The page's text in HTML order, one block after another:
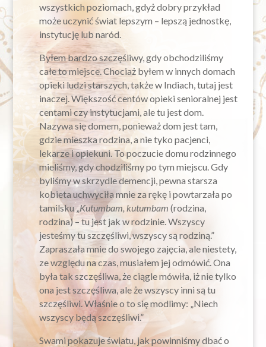
wszystkich poziomach, gdyż dobry przykład
może uczynić świat lepszym – lepszą jednostkę,
instytucję lub naród.
Byłem bardzo szczęśliwy, gdy obchodziliśmy
całe to miejsce. Chociaż byłem w innych domach
opieki ludzi starszych, także w Indiach, tutaj jest
inaczej. Większość centów opieki senioralnej jest
centami czy instytucjami, ale tu jest dom.
Nazywa się domem, ponieważ dom jest tam,
gdzie mieszka rodzina, a nie tyko pacjenci,
lekarze i opiekuni. To poczucie domu rodzinnego
mieliśmy, gdy chodziliśmy po tym miejscu. Gdy
byliśmy w skrzydle demencji, pewna starsza
kobieta uchwyciła mnie za rękę i powtarzała po
tamilsku „Kutumbam, kutumbam (rodzina,
rodzina) – tu jest jak w rodzinie. Wszyscy
jesteśmy tu szczęśliwi, wszyscy są rodziną.”
Zapraszała mnie do swojego zajęcia, ale niestety,
ze względu na czas, musiałem jej odmówić. Ona
była tak szczęśliwa, że ciągle mówiła, iż nie tylko
ona jest szczęśliwa, ale że wszyscy inni są tu
szczęśliwi. Właśnie o to się modlimy: „Niech
wszyscy będą szczęśliwi.”
Swami pokazuje światu, jak powinniśmy dbać o